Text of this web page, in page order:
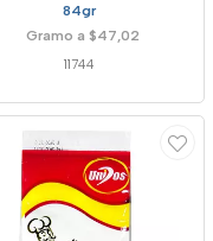
84gr
Gramo a $47,02
11744